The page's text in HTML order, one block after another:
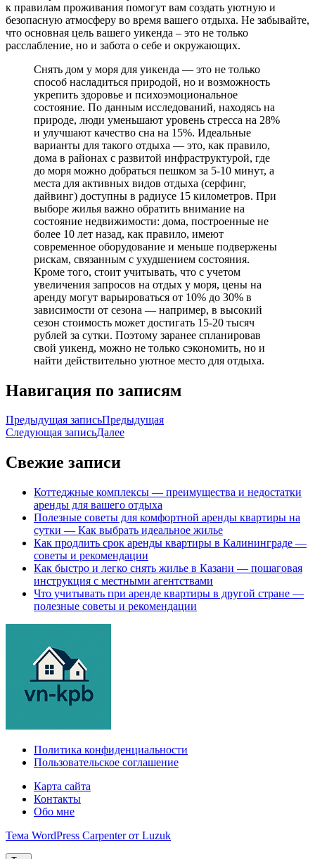
к правилам проживания помогут вам создать уютную и
безопасную атмосферу во время вашего отдыха. Не забывайте,
что основная цель вашего уикенда – это не только
расслабление, но и забота о себе и окружающих.
Снять дом у моря для уикенда — это не только
способ насладиться природой, но и возможность
укрепить здоровье и психоэмоциональное
состояние. По данным исследований, находясь на
природе, люди уменьшают уровень стресса на 28%
и улучшают качество сна на 15%. Идеальные
варианты для такого отдыха — это, как правило,
дома в районах с развитой инфраструктурой, где
до моря можно добраться пешком за 5-10 минут, а
места для активных видов отдыха (серфинг,
дайвинг) доступны в радиусе 15 километров. При
выборе жилья важно обратить внимание на
состояние недвижимости: дома, построенные не
более 10 лет назад, как правило, имеют
современное оборудование и меньше подвержены
рискам, связанным с ухудшением состояния.
Кроме того, стоит учитывать, что с учетом
увеличения запросов на отдых у моря, цены на
аренду могут варьироваться от 10% до 30% в
зависимости от сезона — например, в высокий
сезон стоимость может достигать 15-20 тысяч
рублей за сутки. Поэтому заранее спланировав
свой уикенд, можно не только сэкономить, но и
найти действительно уютное место для отдыха.
Навигация по записям
Предыдущая записьПредыдущая
Следующая записьДалее
Свежие записи
Коттеджные комплексы — преимущества и недостатки
аренды для вашего отдыха
Полезные советы для комфортной аренды квартиры на
сутки — Как выбрать идеальное жилье
Как продлить срок аренды квартиры в Калининграде —
советы и рекомендации
Как быстро и легко снять жилье в Казани — пошаговая
инструкция с местными агентствами
Что учитывать при аренде квартиры в другой стране —
полезные советы и рекомендации
Политика конфиденциальности
Пользовательское соглашение
Карта сайта
Контакты
Обо мне
Тема WordPress Carpenter от Luzuk